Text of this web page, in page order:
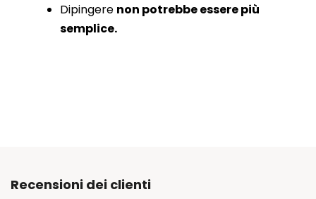
Dipingere non potrebbe essere più
semplice.
Recensioni dei clienti